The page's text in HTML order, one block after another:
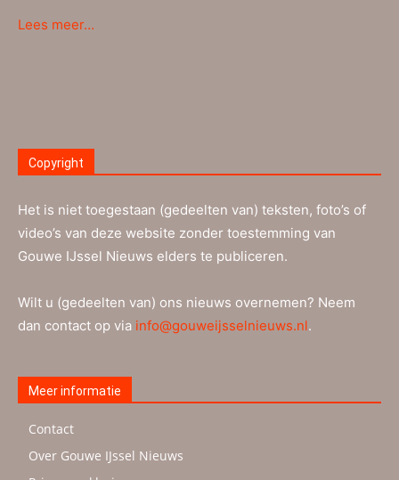
Lees meer…
Copyright
Het is niet toegestaan (gedeelten van) teksten, foto’s of
video’s van deze website zonder toestemming van
Gouwe IJssel Nieuws elders te publiceren.
Wilt u (gedeelten van) ons nieuws overnemen? Neem
dan contact op via info@gouweijsselnieuws.nl.
Meer informatie
Contact
Over Gouwe IJssel Nieuws